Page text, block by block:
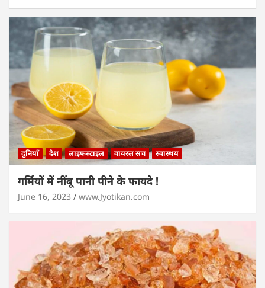
दुनियाँ देश लाइफस्टाइल वायरल सच स्वास्थय
गर्मियों में नींबू पानी पीने के फायदे !
June 16, 2023 www.Jyotikan.com